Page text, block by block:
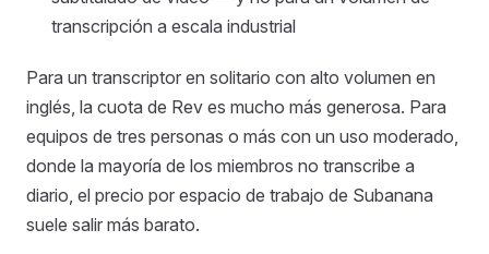
transcripción a escala industrial
Para un transcriptor en solitario con alto volumen en
inglés, la cuota de Rev es mucho más generosa. Para
equipos de tres personas o más con un uso moderado,
donde la mayoría de los miembros no transcribe a
diario, el precio por espacio de trabajo de Subanana
suele salir más barato.